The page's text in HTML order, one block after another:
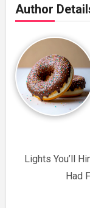
Author
Lights You’ll
Had